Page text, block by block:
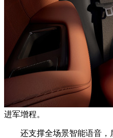
进军增程。
还支撑全场景智能语音，